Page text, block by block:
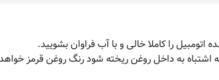
را کاملا خالی و با آب فراوان بشویید.
به داخل روغن ریخته شود رنگ روغن قرمز